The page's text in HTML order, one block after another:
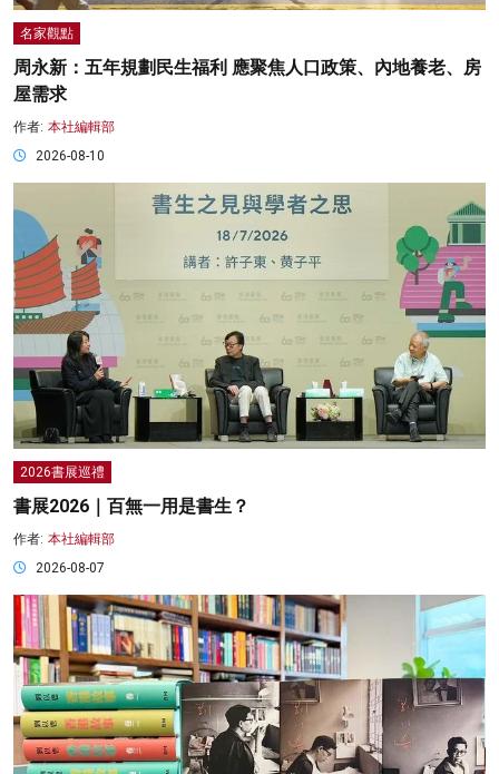
名家觀點
周永新：五年規劃民生福利 應聚焦人口政策、內地養老、房
屋需求
作者: 本社編輯部
2026-08-10
2026書展巡禮
書展2026｜百無一用是書生？
作者: 本社編輯部
2026-08-07